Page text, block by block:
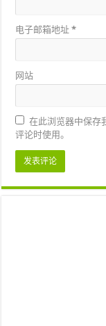
电子邮箱地址*
网站
在此浏览器中保存
评论时使用。